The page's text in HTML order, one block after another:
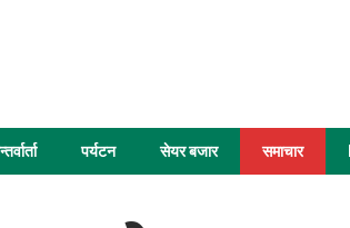
पर्यटन सेयर बजार समाचार